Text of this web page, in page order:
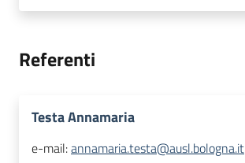
Referenti
Testa Annamaria
e-mail:annamaria.testa@ausl.bologna.it